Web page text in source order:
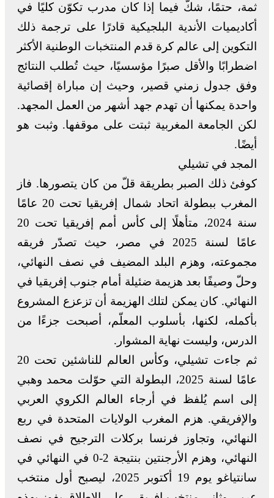
ثمة، حتمًا، شكّ فيما إذا كان مدرب تكوّن كليًا في
أكاديميات الأندية البلجيكية قادرًا على ترجمة ذلك
التكوين إلى عالم كرة قدم المنتخبات الوطنية الأكثر
اضطرابًا والأقل صبرًا مؤسسيًا، حيث تُطلب النتائج
وفق جدول زمني قصير، وحيث إن مباراة إقصائية
واحدة يمكنها أن تهدم جهد أشهر من العمل المجهد.
لكن الجامعة المغربية ثبتت على موقفها. وثبت هو
أيضًا.
المجد في تشيلي
كوفئ ذلك الصبر بطريقة قلّ من كان يتصورها. فاز
المغرب ببطولة اتحاد شمال إفريقيا تحت 20 عامًا
سنة 2024، متأهلًا إلى كأس أمم إفريقيا تحت 20
عامًا لسنة 2025 في مصر، حيث تصدّر فريقه
مجموعته، وهزم البلد المضيف في نصف النهائي،
وحلّ وصيفًا بعد هزيمة ضئيلة أمام جنوب إفريقيا في
النهائي. كان يمكن لتلك الهزيمة أن تزعزع المشروع
بأكمله، لكنها، بأسلوب المعلّم، أصبحت جزءًا من
الدرس، وليست نهاية المشوار.
ثم جاءت تشيلي، وكأس العالم للناشئين تحت 20
عامًا لسنة 2025، البطولة التي حوّلت محمد وهبي
إلى اسم يُلفظ في أرجاء العالم الكروي العربي
والإفريقي. هزم المغرب الولايات المتحدة في ربع
النهائي، وتجاوز فرنسا بركلات الترجيح في نصف
النهائي، وهزم الأرجنتين بنتيجة 2-0 في النهائي في
سانتياغو يوم 19 أكتوبر 2025، ليصبح أول منتخب